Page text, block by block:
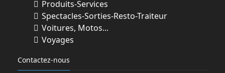
Produits-Services
Spectacles-Sorties-Resto-Traiteur
Voitures, Motos...
Voyages
Contactez-nous